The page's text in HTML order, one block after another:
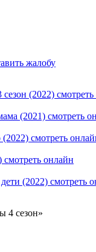
жалобу
4 сезон»